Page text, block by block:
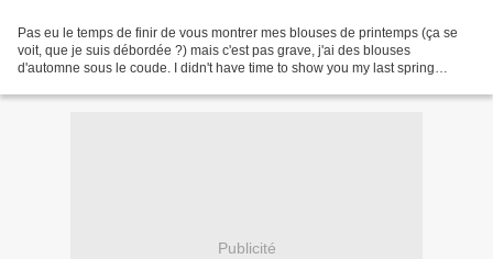
Pas eu le temps de finir de vous montrer mes blouses de printemps (ça se
voit, que je suis débordée ?) mais c'est pas grave, j'ai des blouses
d'automne sous le coude. I didn't have time to show you my last spring
Publicité